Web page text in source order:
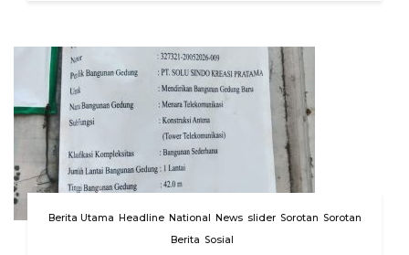
Berita Utama Headline National News slider Sorotan Sorotan
Berita Sosial